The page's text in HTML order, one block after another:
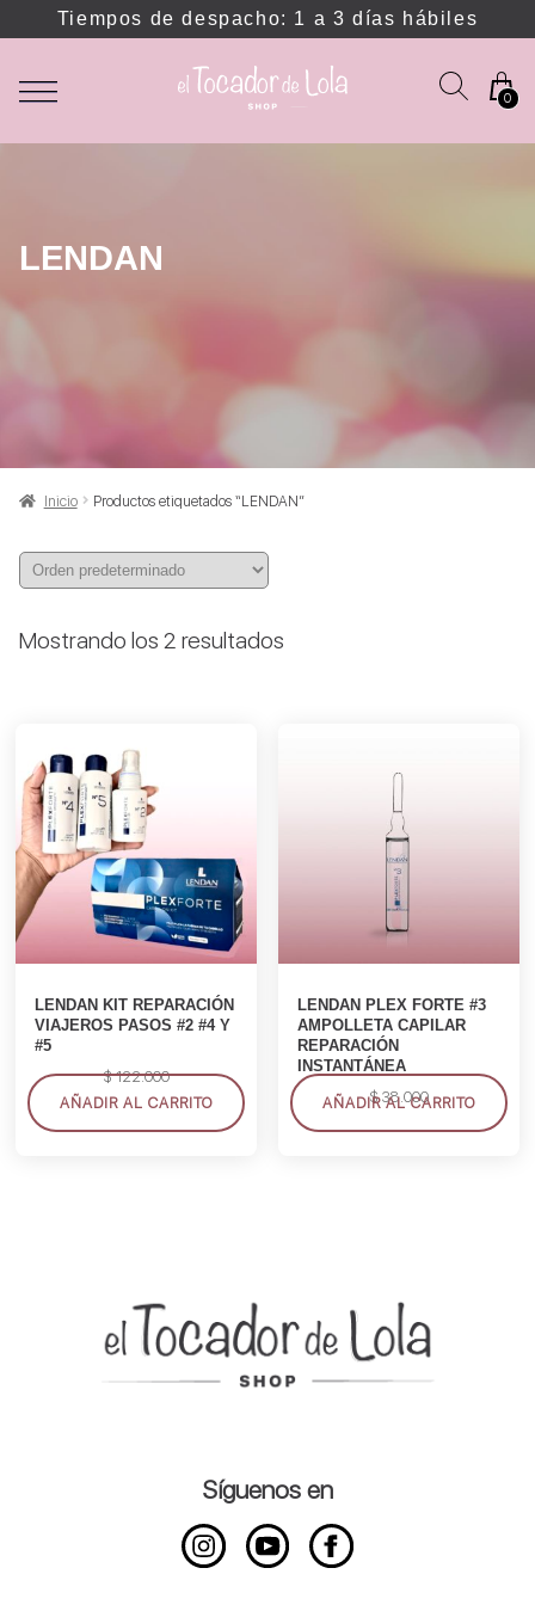
Tiempos de despacho: 1 a 3 días hábiles
0
LENDAN
Inicio Productos etiquetados “LENDAN”
Mostrando los 2 resultados
LENDAN KIT REPARACIÓN
VIAJEROS PASOS #2 #4 Y
#5
$122.000
AÑADIR AL CARRITO
LENDAN PLEX FORTE #3
AMPOLLETA CAPILAR
REPARACIÓN
INSTANTÁNEA
$38.000
AÑADIR AL CARRITO
Síguenos en